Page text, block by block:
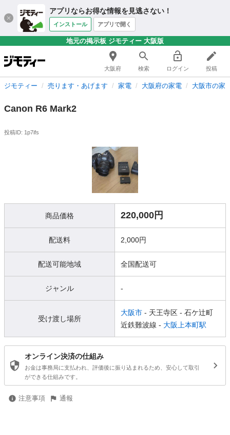
アプリならお得な情報を見逃さない！
インストール アプリで開く
地元の掲示板 ジモティー 大阪版
大阪府 検索 ログイン 投稿
ジモティー 売ります・あげます 家電 大阪府の家電 大阪市の家
Canon R6 Mark2
投稿ID: 1p7ifs
商品価格 220,000円
配送料 2,000円
配送可能地域 全国配送可
ジャンル -
受け渡し場所
大阪市 - 天王寺区 - 石ケ辻町
近鉄難波線 - 大阪上本町駅
オンライン決済の仕組み
お金は事務局に支払われ、評価後に振り込まれるため、安心して取引
ができる仕組みです。
注意事項 通報